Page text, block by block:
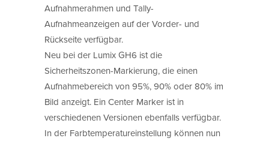
Aufnahmerahmen und Tally-
Aufnahmeanzeigen auf der Vorder- und
Rückseite verfügbar.
Neu bei der Lumix GH6 ist die
Sicherheitszonen-Markierung, die einen
Aufnahmebereich von 95%, 90% oder 80% im
Bild anzeigt. Ein Center Marker ist in
verschiedenen Versionen ebenfalls verfügbar.
In der Farbtemperatureinstellung können nun